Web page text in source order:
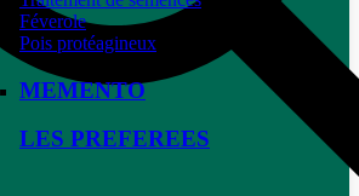
Féverole
Pois protéagineux
MEMENTO
LES PREFEREES